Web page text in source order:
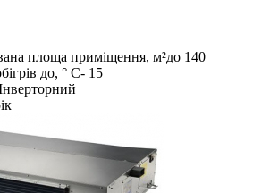
площа приміщення, м²до 140
до, ° С- 15